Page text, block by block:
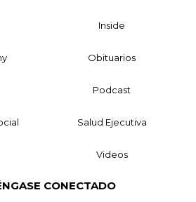
Inside
Obituarios
Podcast
Salud Ejecutiva
Videos
CONECTADO